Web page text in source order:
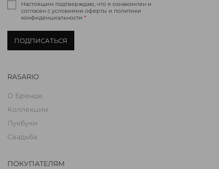
RASARIO
О Бренде
Коллекции
Лукбуки
Свадьба
ПОКУПАТЕЛЯМ
Настоящим подтверждаю, что я ознакомлен и
согласен с условиями оферты и политики
конфиденциальности *
ПОДПИСАТЬСЯ